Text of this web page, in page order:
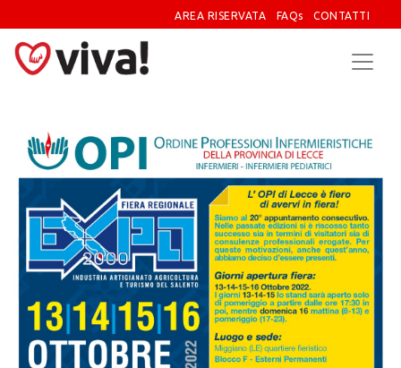
AREA RISERVATA FAQs CONTATTI